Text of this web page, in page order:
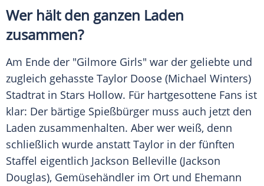
Wer hält den ganzen Laden
zusammen?
Am Ende der "Gilmore Girls" war der geliebte und
zugleich gehasste Taylor Doose (Michael Winters)
Stadtrat in Stars Hollow. Für hartgesottene Fans ist
klar: Der bärtige Spießbürger muss auch jetzt den
Laden zusammenhalten. Aber wer weiß, denn
schließlich wurde anstatt Taylor in der fünften
Staffel eigentlich Jackson Belleville (Jackson
Douglas), Gemüsehändler im Ort und Ehemann